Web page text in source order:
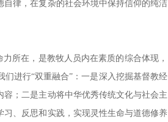
律，在复杂的社会环境中保持信仰的纯洁
所在，是教牧人员内在素质的综合体现，
进行“双重融合”：一是深入挖掘基督教经
；二是主动将中华优秀传统文化与社会主
、反思和实践，实现灵性生命与道德修养